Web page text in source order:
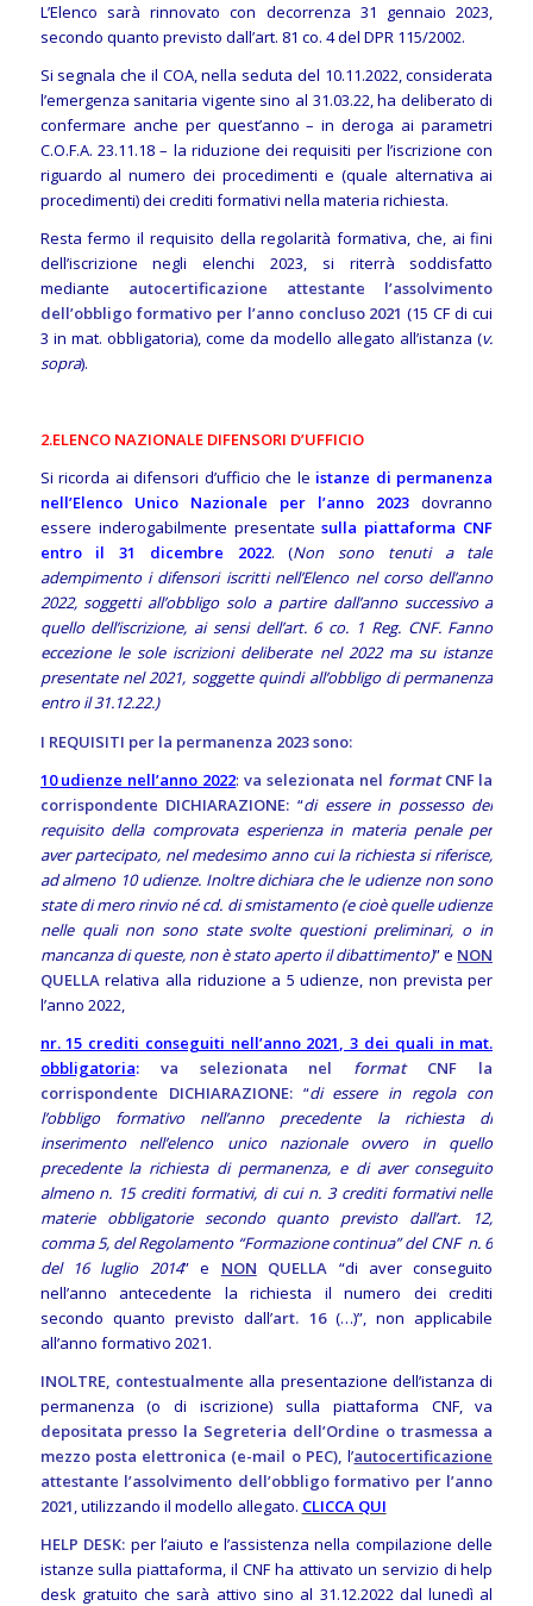
L’Elenco sarà rinnovato con decorrenza 31 gennaio 2023,
secondo quanto previsto dall’art. 81 co. 4 del DPR 115/2002.
Si segnala che il COA, nella seduta del 10.11.2022, considerata
l’emergenza sanitaria vigente sino al 31.03.22, ha deliberato di
confermare anche per quest’anno – in deroga ai parametri
C.O.F.A. 23.11.18 – la riduzione dei requisiti per l’iscrizione con
riguardo al numero dei procedimenti e (quale alternativa ai
procedimenti) dei crediti formativi nella materia richiesta.
Resta fermo il requisito della regolarità formativa, che, ai fini
dell’iscrizione negli elenchi 2023, si riterrà soddisfatto
mediante autocertificazione attestante l’assolvimento
dell’obbligo formativo per l’anno concluso 2021 (15 CF di cui
3 in mat. obbligatoria), come da modello allegato all’istanza (v.
sopra).
2.ELENCO NAZIONALE DIFENSORI D’UFFICIO
Si ricorda ai difensori d’ufficio che le istanze di permanenza
nell’Elenco Unico Nazionale per l’anno 2023dovranno
essere inderogabilmente presentate sulla piattaforma CNF
entro il 31 dicembre 2022. (Non sono tenuti a tale
adempimento i difensori iscritti nell’Elenco nel corso dell’anno
2022, soggetti all’obbligo solo a partire dall’anno successivo a
quello dell’iscrizione, ai sensi dell’art. 6 co. 1 Reg. CNF. Fanno
eccezione le sole iscrizioni deliberate nel 2022 ma su istanze
presentate nel 2021, soggette quindi all’obbligo di permanenza
entro il 31.12.22.)
I REQUISITI per la permanenza 2023 sono:
10 udienze nell’anno 2022:va selezionata nel formatCNF la
corrispondente DICHIARAZIONE: “di essere in possesso del
requisito della comprovata esperienza in materia penale per
aver partecipato, nel medesimo anno cui la richiesta si riferisce,
ad almeno 10 udienze. Inoltre dichiara che le udienze non sono
state di mero rinvio né cd. di smistamento (e cioè quelle udienze
nelle quali non sono state svolte questioni preliminari, o in
mancanza di queste, non è stato aperto il dibattimento)” e NON
QUELLA relativa alla riduzione a 5 udienze, non prevista per
l’anno 2022,
nr. 15 crediti conseguiti nell’anno 2021, 3 dei quali in mat.
obbligatoria: va selezionata nel formatCNF la
corrispondente DICHIARAZIONE:“di essere in regola con
l’obbligo formativo nell’anno precedente la richiesta di
inserimento nell’elenco unico nazionale ovvero in quello
precedente la richiesta di permanenza, e di aver conseguito
almeno n. 15 crediti formativi, di cui n. 3 crediti formativi nelle
materie obbligatorie secondo quanto previsto dall’art. 12,
comma 5, del Regolamento “Formazione continua” del CNF n. 6
del 16 luglio 2014” e NON QUELLA “di aver conseguito
nell’anno antecedente la richiesta il numero dei crediti
secondo quanto previsto dall’art. 16 (…)”, non applicabile
all’anno formativo 2021.
INOLTRE, contestualmente alla presentazione dell’istanza di
permanenza (o di iscrizione) sulla piattaforma CNF, va
depositata presso la Segreteria dell’Ordine o trasmessa a
mezzo posta elettronica (e-mail o PEC),l’autocertificazione
attestante l’assolvimento dell’obbligo formativo per l’anno
2021, utilizzando il modello allegato. CLICCA QUI
HELP DESK: per l’aiuto e l’assistenza nella compilazione delle
istanze sulla piattaforma, il CNF ha attivato un servizio di help
desk gratuito che sarà attivo sino al 31.12.2022 dal lunedì al